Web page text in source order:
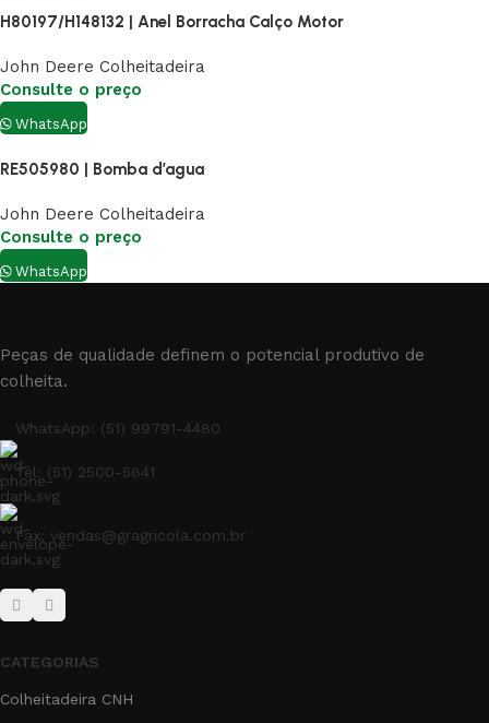
H80197/H148132 | Anel Borracha Calço Motor
John Deere Colheitadeira
Consulte o preço
WhatsApp
RE505980 | Bomba d’agua
John Deere Colheitadeira
Consulte o preço
WhatsApp
Peças de qualidade definem o potencial produtivo de
colheita.
WhatsApp: (51) 99791-4480
Tel: (51) 2500-5641
Fax: vendas@gragricola.com.br
CATEGORIAS
Colheitadeira CNH